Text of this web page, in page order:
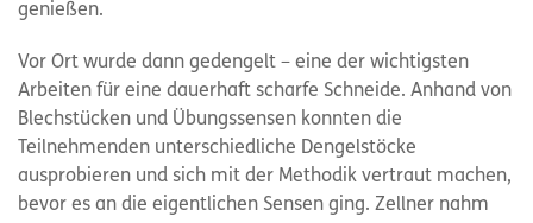
genießen.
Vor Ort wurde dann gedengelt – eine der wichtigsten
Arbeiten für eine dauerhaft scharfe Schneide. Anhand von
Blechstücken und Übungssensen konnten die
Teilnehmenden unterschiedliche Dengelstöcke
ausprobieren und sich mit der Methodik vertraut machen,
bevor es an die eigentlichen Sensen ging. Zellner nahm